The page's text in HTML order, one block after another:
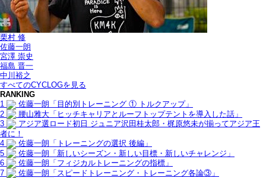
栗村 修
佐藤一朗
宮澤 崇史
福島 晋一
中川裕之
すべてのCYCLOGを見る
RANKING
1
佐藤一朗「目的別トレーニング ① トルクアップ」
2
腰山雅大「ヒッチキャリアとルーフトップテントを導入した話」
3
アジア選ロード初日 ジュニア沢田桂太郎・梶原悠未が揃ってアジア王
者に！
4
佐藤一朗「トレーニングの選択 後編」
5
佐藤一朗「新しいシーズン・新しい目標・新しいチャレンジ」
6
佐藤一朗「フィジカルトレーニングの指標」
7
佐藤一朗「スピードトレーニング・トレーニング各論③」